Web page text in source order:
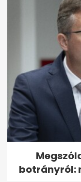
botrányról: